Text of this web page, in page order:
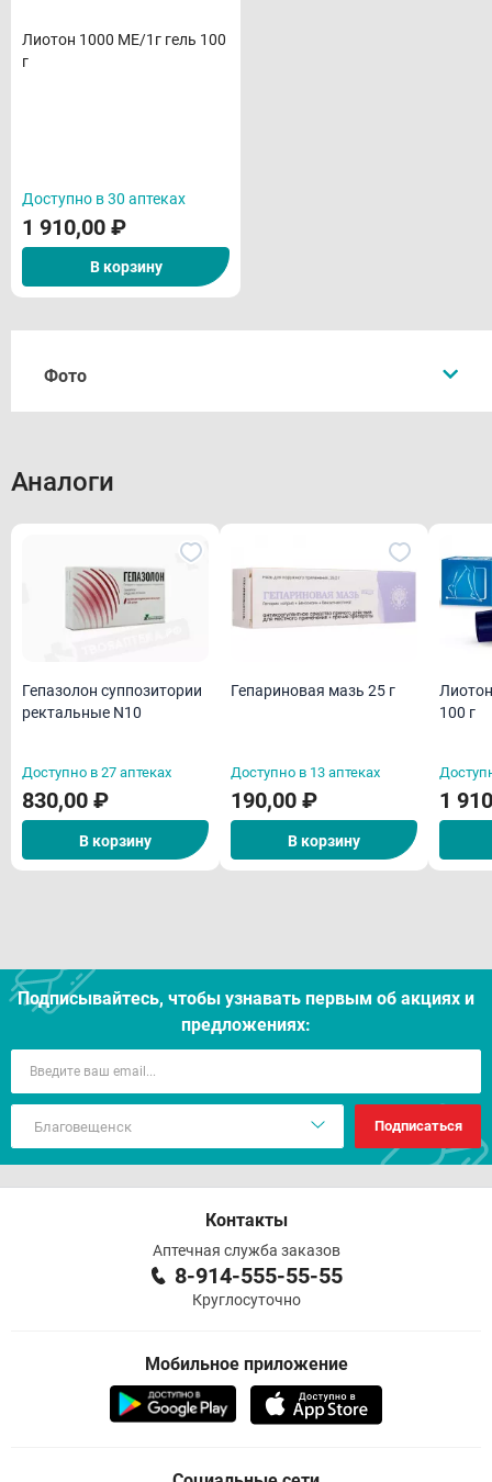
Лиотон 1000 МЕ/1г гель 100
г
Доступно в 30 аптеках
1 910,00 ₽
В корзину
Фото
Аналоги
Гепазолон суппозитории
ректальные N10
Доступно в 27 аптеках
830,00 ₽
В корзину
Гепариновая мазь 25 г
Доступно в 13 аптеках
190,00 ₽
В корзину
100 г
1
Подписывайтесь, чтобы узнавать первым об акцияx и
предложениях:
Подписаться
Контакты
Аптечная служба заказов
8-914-555-55-55
Круглосуточно
Мобильное приложение